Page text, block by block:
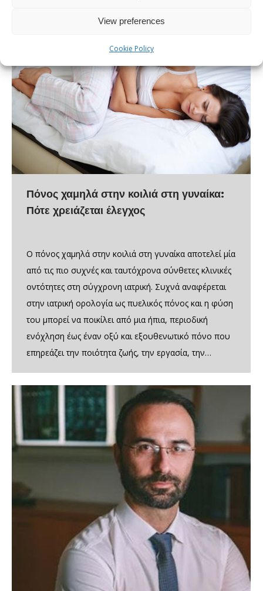
View preferences
Cookie Policy
Πόνος χαμηλά στην κοιλιά στη γυναίκα:
Πότε χρειάζεται έλεγχος
Ο πόνος χαμηλά στην κοιλιά στη γυναίκα αποτελεί μία
από τις πιο συχνές και ταυτόχρονα σύνθετες κλινικές
οντότητες στη σύγχρονη ιατρική. Συχνά αναφέρεται
στην ιατρική ορολογία ως πυελικός πόνος και η φύση
του μπορεί να ποικίλει από μια ήπια, περιοδική
ενόχληση έως έναν οξύ και εξουθενωτικό πόνο που
επηρεάζει την ποιότητα ζωής, την εργασία, την…